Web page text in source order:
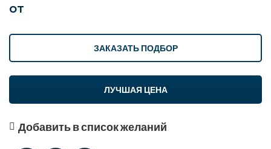
от
ЛУЧШАЯ ЦЕНА
ЗАКАЗАТЬ ПОДБОР
Добавить в список желаний